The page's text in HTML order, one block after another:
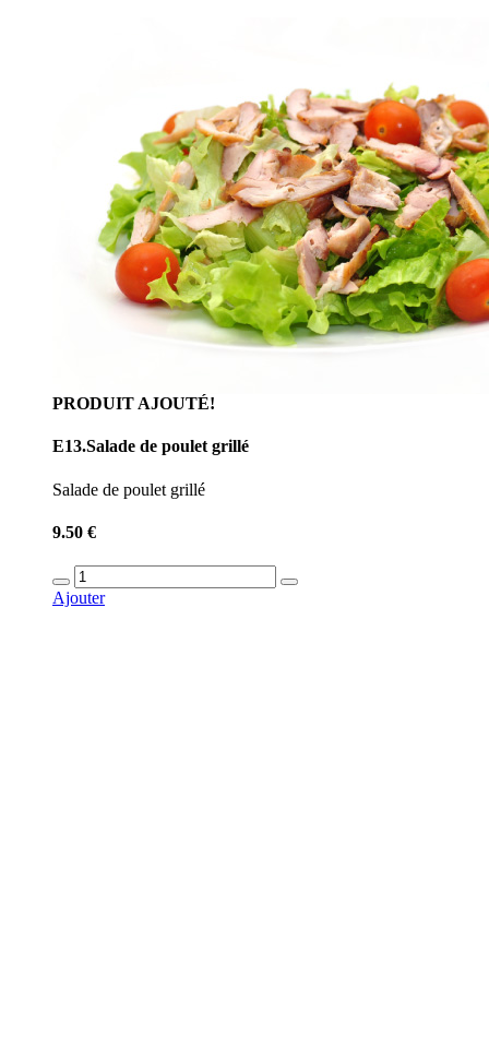
PRODUIT AJOUTÉ!
E13.Salade de poulet grillé
Salade de poulet grillé
9.50 €
Ajouter